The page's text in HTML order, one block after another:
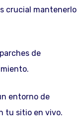
crucial mantenerlo
de
entorno de
tu sitio en vivo.